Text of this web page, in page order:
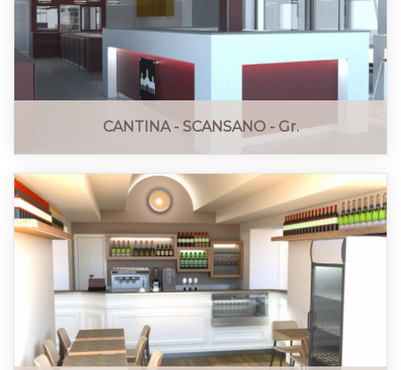
CANTINA - SCANSANO - Gr.